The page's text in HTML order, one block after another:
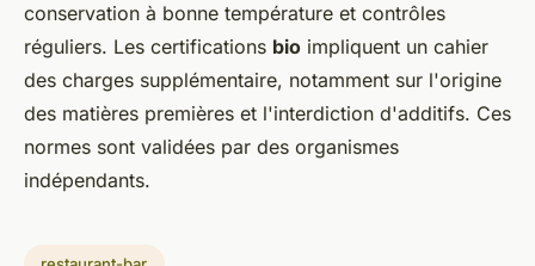
conservation à bonne température et contrôles
réguliers. Les certifications bio impliquent un cahier
des charges supplémentaire, notamment sur l'origine
des matières premières et l'interdiction d'additifs. Ces
normes sont validées par des organismes
indépendants.